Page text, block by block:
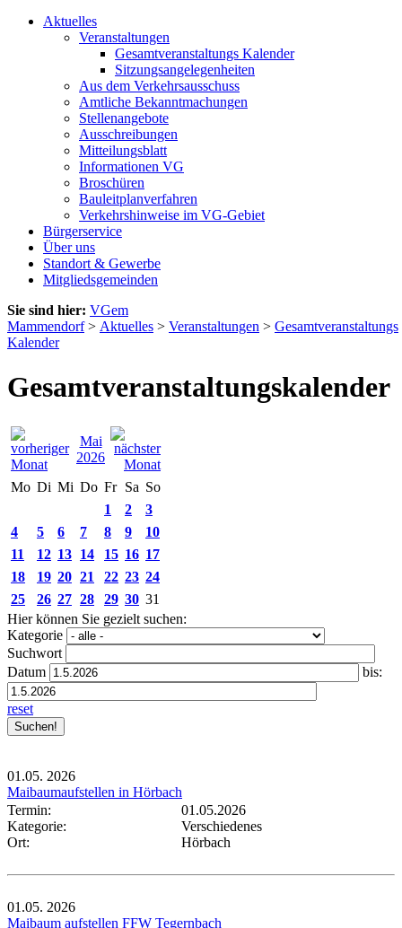
Aktuelles
Veranstaltungen
Gesamtveranstaltungs Kalender
Sitzungsangelegenheiten
Aus dem Verkehrsausschuss
Amtliche Bekanntmachungen
Stellenangebote
Ausschreibungen
Mitteilungsblatt
Informationen VG
Broschüren
Bauleitplanverfahren
Verkehrshinweise im VG-Gebiet
Bürgerservice
Über uns
Standort & Gewerbe
Mitgliedsgemeinden
Sie sind hier: VGem
Mammendorf> Aktuelles > Veranstaltungen > Gesamtveranstaltungs
Kalender
Gesamtveranstaltungskalender
Mai
2026
Mo Di Mi Do Fr Sa So
1
2
3
4
5 6 7 8 9
10
11
12 13 14 15 16 17
18
19 20 21 22 23 24
25
26 27 28 29 30 31
Hier können Sie gezielt suchen:
Kategorie
Suchwort
Datum
bis:
reset
01.05. 2026
Maibaumaufstellen in Hörbach
Termin:
01.05.2026
Kategorie:
Verschiedenes
Ort:
Hörbach
01.05. 2026
Maibaum aufstellen FFW Tegernbach